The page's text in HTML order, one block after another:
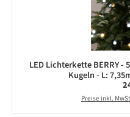
LED Lichterkette BERRY
Kugeln - L:
Preise inkl.